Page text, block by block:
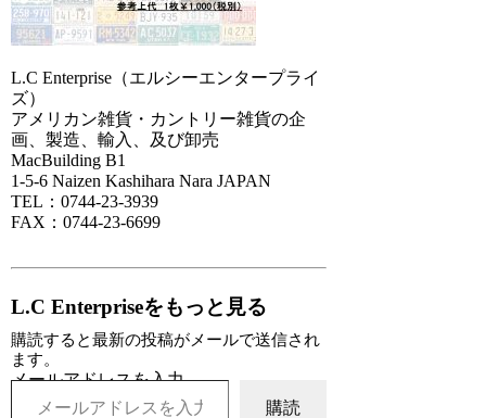
L.C Enterprise（エルシーエンタープライ
ズ）
アメリカン雑貨・カントリー雑貨の企
画、製造、輸入、及び卸売
MacBuilding B1
1-5-6 Naizen Kashihara Nara JAPAN
TEL：0744-23-3939
FAX：0744-23-6699
L.C Enterpriseをもっと見る
購読すると最新の投稿がメールで送信され
ます。
メールアドレスを入力...
購読